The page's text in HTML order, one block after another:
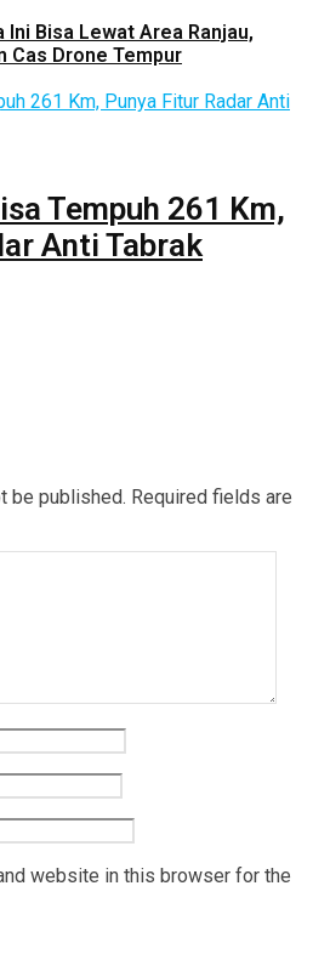
Bisa Lewat Area Ranjau,
Cas Drone Tempur
Tempuh 261 Km,
Anti Tabrak
be published. Required fields are
website in this browser for the